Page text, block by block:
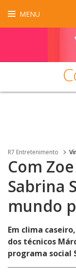
MENU
R7 Entretenimento
Com
Sabrina
mundo
Em clima
dos técnicos
programa social